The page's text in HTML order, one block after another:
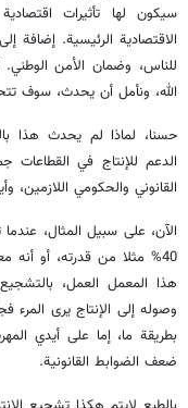
سيكون لها تأثيرات
الاقتصادية الرئيسية. إضافة
للناس، وضمان الأمن الوطني.
الله، ونأمل أن يحدث، سوف
الدعم للإنتاج في
القانوني والحكومي اللازمين،
40% مثلا من قدرته، أو
هذا المعمل العمل،
وصوله إلى الإنتاج يرى المرء
بطريقة ما، إما على أيدي
ضعف الضوابط القانونية.